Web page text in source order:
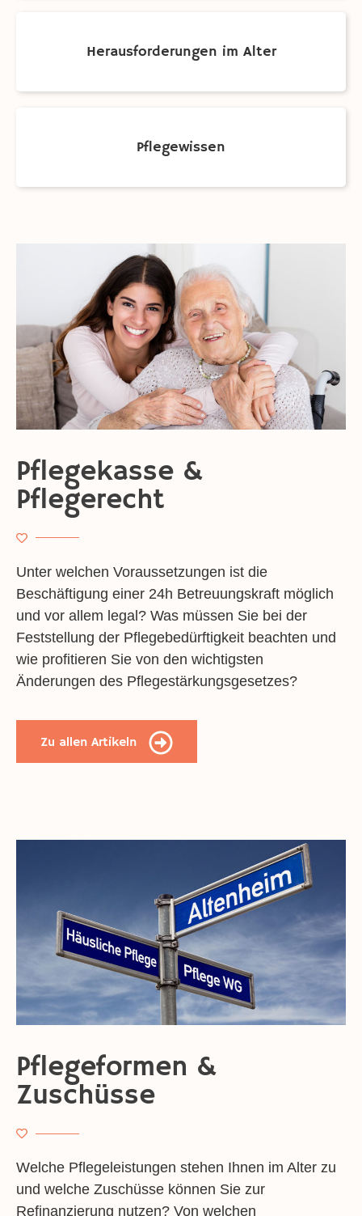
Herausforderungen im Alter
Pflegewissen​
Pflegekasse &
Pflegerecht
Unter welchen Voraussetzungen ist die
Beschäftigung einer 24h Betreuungskraft möglich
und vor allem legal? Was müssen Sie bei der
Feststellung der Pflegebedürftigkeit beachten und
wie profitieren Sie von den wichtigsten
Änderungen des Pflegestärkungsgesetzes?
Zu allen Artikeln
Pflegeformen &
Zuschüsse
Welche Pflegeleistungen stehen Ihnen im Alter zu
und welche Zuschüsse können Sie zur
Refinanzierung nutzen? Von welchen